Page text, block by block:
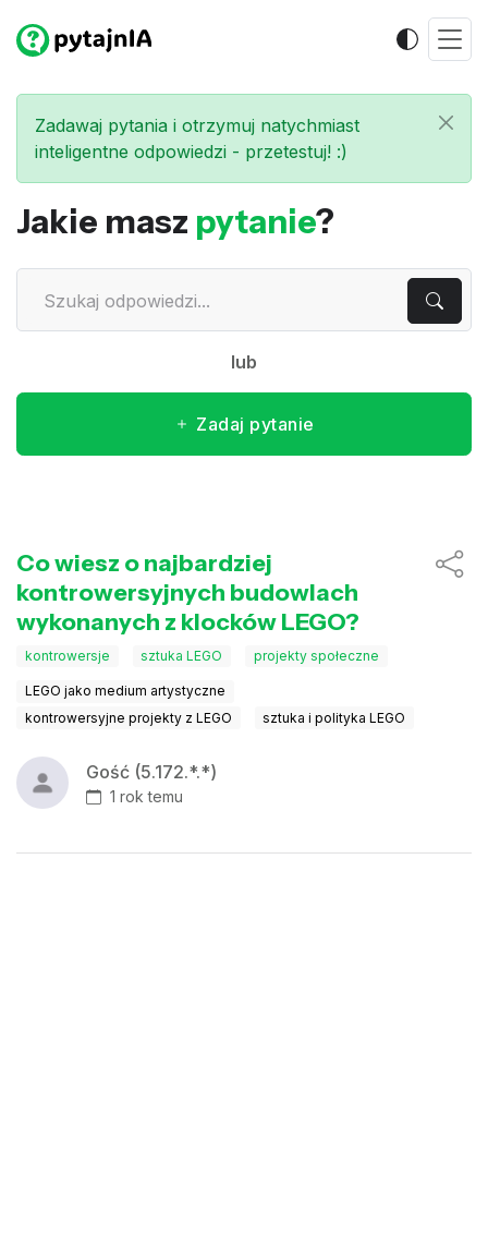
Zadawaj pytania i otrzymuj natychmiast
inteligentne odpowiedzi - przetestuj! :)
Jakie masz pytanie?
lub
Zadaj pytanie
Co wiesz o najbardziej
kontrowersyjnych budowlach
wykonanych z klocków LEGO?
kontrowersje sztuka LEGO projekty społeczne
LEGO jako medium artystyczne
kontrowersyjne projekty z LEGO
sztuka i polityka LEGO
Gość (5.172.*.*)
1 rok temu